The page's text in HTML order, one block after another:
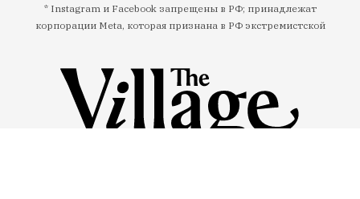
* Instagram и Facebook запрещены в РФ; принадлежат
корпорации Meta, которая признана в РФ экстремистской